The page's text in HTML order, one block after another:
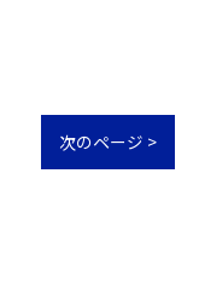
次のページ >